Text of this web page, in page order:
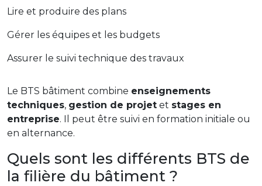
Lire et produire des plans
Gérer les équipes et les budgets
Assurer le suivi technique des travaux
Le BTS bâtiment combine enseignements
techniques, gestion de projet et stages en
entreprise. Il peut être suivi en formation initiale ou
en alternance.
Quels sont les différents BTS de
la filière du bâtiment ?